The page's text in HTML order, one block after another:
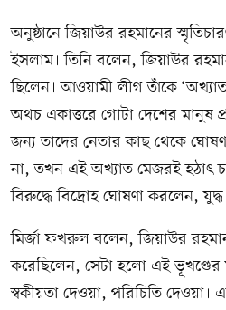
অনুষ্ঠানে জিয়াউর রহমানের
ইসলাম। তিনি বলেন, জিয়াউর
ছিলেন। আওয়ামী লীগ তাঁকে
অথচ একাত্তরে গোটা দেশের মানুষ
জন্য তাদের নেতার কাছ থেকে
না, তখন এই অখ্যাত মেজরই হঠাৎ
বিরুদ্ধে বিদ্রোহ ঘোষণা করলেন,
মির্জা ফখরুল বলেন, জিয়াউর
করেছিলেন, সেটা হলো এই
স্বকীয়তা দেওয়া, পরিচিতি দেওয়া।